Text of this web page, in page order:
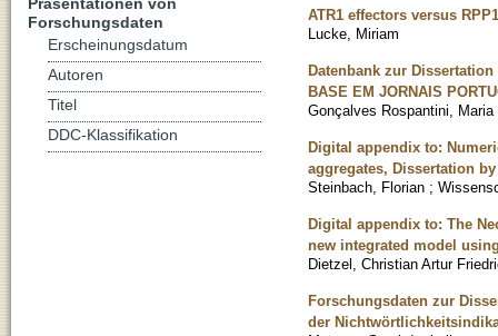
ATR1 effectors versus
Lucke, Miriam
Datenbank zur Dissertation
BASE EM JORNAIS
Gonçalves Rospantini, Maria
Digital appendix to:
aggregates, Dissertation
Steinbach, Florian ;
Digital appendix to: The
new integrated model
Dietzel, Christian Artur
Forschungsdaten zur
der
Forschungsdaten
Erscheinungsdatum
Autoren
Titel
DDC-Klassifikation